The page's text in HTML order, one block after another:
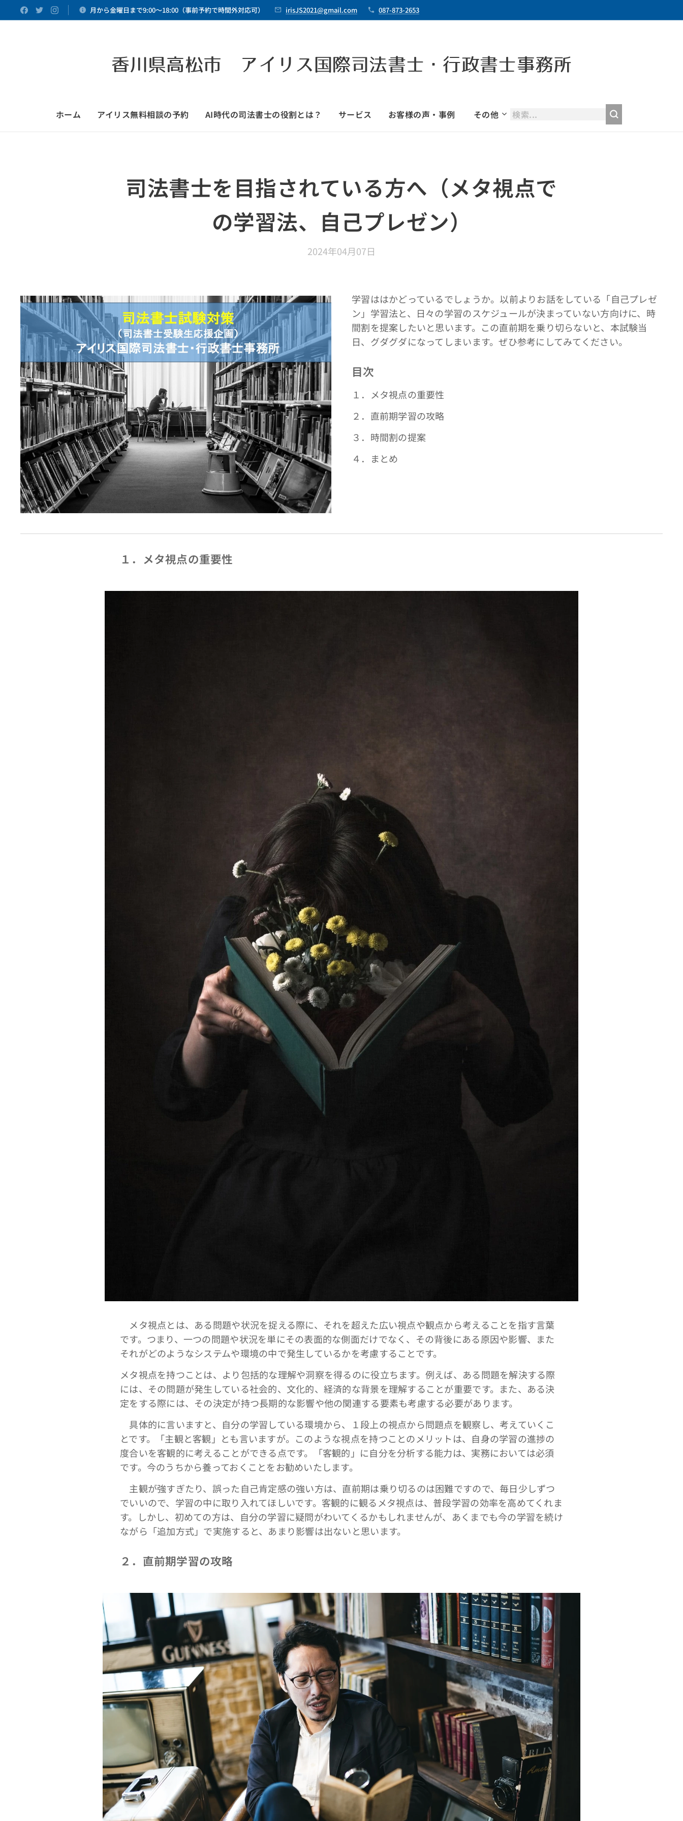
月から金曜日まで9:00～18:00（事前予約で時間外対応可） irisJS2021@gmail.com 087-873-2653
香川県高松市 アイリス国際司法書士・行政書士事務所
ホーム アイリス無料相談の予約 AI時代の司法書士の役割とは？ サービス お客様の声・事例 その他
司法書士を目指されている方へ（メタ視点で
の学習法、自己プレゼン）
2024年04月07日
学習ははかどっているでしょうか。以前よりお話をしている「自己プレゼ
ン」学習法と、日々の学習のスケジュールが決まっていない方向けに、時
間割を提案したいと思います。この直前期を乗り切らないと、本試験当
日、グダグダになってしまいます。ぜひ参考にしてみてください。
目次
１．メタ視点の重要性
２．直前期学習の攻略
３．時間割の提案
４．まとめ
１．メタ視点の重要性
メタ視点とは、ある問題や状況を捉える際に、それを超えた広い視点や観点から考えることを指す言葉
です。つまり、一つの問題や状況を単にその表面的な側面だけでなく、その背後にある原因や影響、また
それがどのようなシステムや環境の中で発生しているかを考慮することです。
メタ視点を持つことは、より包括的な理解や洞察を得るのに役立ちます。例えば、ある問題を解決する際
には、その問題が発生している社会的、文化的、経済的な背景を理解することが重要です。また、ある決
定をする際には、その決定が持つ長期的な影響や他の関連する要素も考慮する必要があります。
具体的に言いますと、自分の学習している環境から、１段上の視点から問題点を観察し、考えていくこ
とです。「主観と客観」とも言いますが。このような視点を持つことのメリットは、自身の学習の進捗の
度合いを客観的に考えることができる点です。「客観的」に自分を分析する能力は、実務においては必須
です。今のうちから養っておくことをお勧めいたします。
主観が強すぎたり、誤った自己肯定感の強い方は、直前期は乗り切るのは困難ですので、毎日少しずつ
でいいので、学習の中に取り入れてほしいです。客観的に観るメタ視点は、普段学習の効率を高めてくれま
す。しかし、初めての方は、自分の学習に疑問がわいてくるかもしれませんが、あくまでも今の学習を続け
ながら「追加方式」で実施すると、あまり影響は出ないと思います。
２．直前期学習の攻略